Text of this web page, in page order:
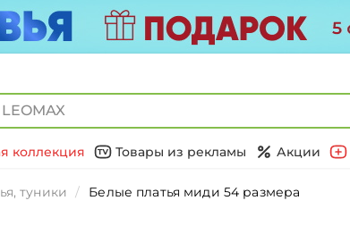
коллекция Товары из рекламы Акции
туники Белые платья миди 54 размера